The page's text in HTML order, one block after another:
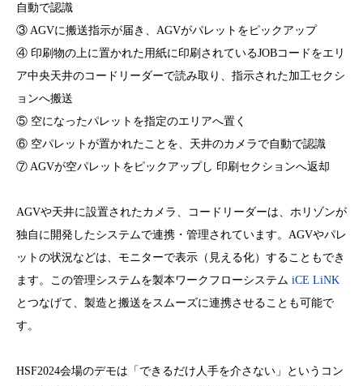
自動で認識
③ AGVに搬送指示が届き、AGVがパレットをピックアップ
④ 印刷物の上に置かれた用紙に印刷されているJOBコードをエリ
ア中央天井のコードリーダーで読み取り、指示された加工セクシ
ョンへ搬送
⑤ 空になったパレットを指定のエリアへ置く
⑥ 空パレットが置かれたことを、天井のカメラで自動で認識
⑦ AGVが空パレットをピックアップし 印刷セクションへ返却
AGVや天井に設置されたカメラ、コードリーダーは、ホリゾンが
独自に開発したシステムで連携・管理されています。AGVやパレ
ットの状況などは、モニターで表示（見える化）することもでき
ます。この管理システムを製本ワークフローシステム iCE LiNK
とつなげて、製造と搬送をスムーズに連携させることも可能で
す。
HSF2024会場のデモは「できるだけ人手を介さない」というコン